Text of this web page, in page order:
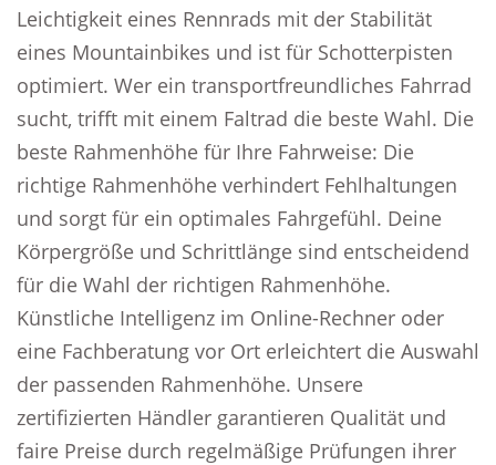
Leichtigkeit eines Rennrads mit der Stabilität
eines Mountainbikes und ist für Schotterpisten
optimiert. Wer ein transportfreundliches Fahrrad
sucht, trifft mit einem Faltrad die beste Wahl. Die
beste Rahmenhöhe für Ihre Fahrweise: Die
richtige Rahmenhöhe verhindert Fehlhaltungen
und sorgt für ein optimales Fahrgefühl. Deine
Körpergröße und Schrittlänge sind entscheidend
für die Wahl der richtigen Rahmenhöhe.
Künstliche Intelligenz im Online-Rechner oder
eine Fachberatung vor Ort erleichtert die Auswahl
der passenden Rahmenhöhe. Unsere
zertifizierten Händler garantieren Qualität und
faire Preise durch regelmäßige Prüfungen ihrer